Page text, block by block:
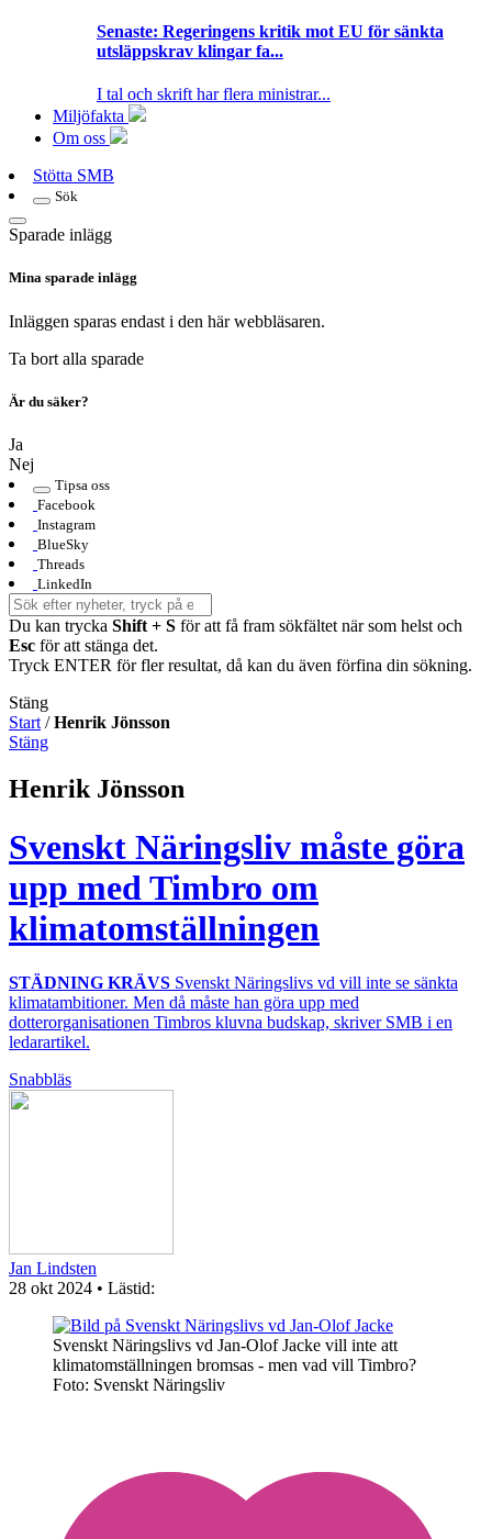
Senaste: Regeringens kritik mot EU för sänkta
utsläppskrav klingar fa...
I tal och skrift har flera ministrar...
Miljöfakta
Om oss
Stötta SMB
Sök
Sparade inlägg
Mina sparade inlägg
Inläggen sparas endast i den här webbläsaren.
Ta bort alla sparade
Är du säker?
Ja
Nej
Tipsa oss
Facebook
Instagram
BlueSky
Threads
LinkedIn
Du kan trycka Shift + S för att få fram sökfältet när som helst och
Esc för att stänga det.
Tryck ENTER för fler resultat, då kan du även förfina din sökning.
Stäng
Start /Henrik Jönsson
Stäng
Henrik Jönsson
Svenskt Näringsliv måste göra
upp med Timbro om
klimatomställningen
STÄDNING KRÄVS Svenskt Näringslivs vd vill inte se sänkta
klimatambitioner. Men då måste han göra upp med
dotterorganisationen Timbros kluvna budskap, skriver SMB i en
ledarartikel.
Snabbläs
Jan Lindsten
28 okt 2024 • Lästid:
Svenskt Näringslivs vd Jan-Olof Jacke vill inte att
klimatomställningen bromsas - men vad vill Timbro?
Foto: Svenskt Näringsliv